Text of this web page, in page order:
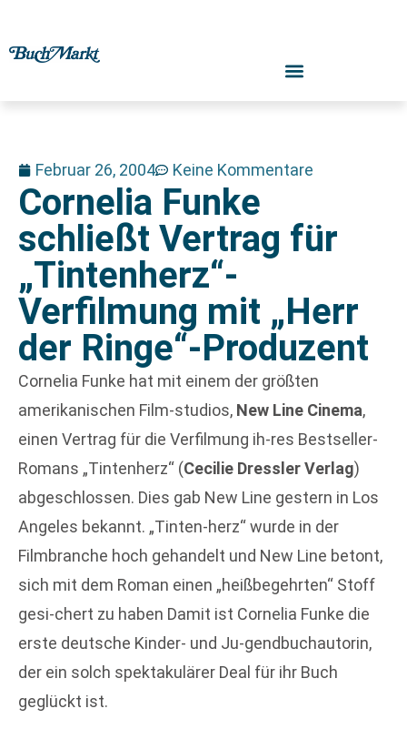
Februar 26, 2004 Keine Kommentare
Cornelia Funke
schließt Vertrag für
„Tintenherz“-
Verfilmung mit „Herr
der Ringe“-Produzent
Cornelia Funke hat mit einem der größten
amerikanischen Film-studios, New Line Cinema,
einen Vertrag für die Verfilmung ih-res Bestseller-
Romans „Tintenherz“ (Cecilie Dressler Verlag)
abgeschlossen. Dies gab New Line gestern in Los
Angeles bekannt. „Tinten-herz“ wurde in der
Filmbranche hoch gehandelt und New Line betont,
sich mit dem Roman einen „heißbegehrten“ Stoff
gesi-chert zu haben Damit ist Cornelia Funke die
erste deutsche Kinder- und Ju-gendbuchautorin,
der ein solch spektakulärer Deal für ihr Buch
geglückt ist.